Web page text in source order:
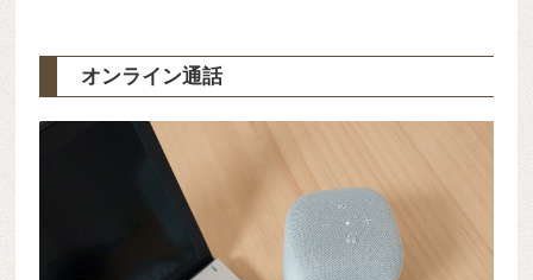
オンライン通話